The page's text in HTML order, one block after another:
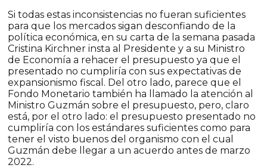
Si todas estas inconsistencias no fueran suficientes
para que los mercados sigan desconfiando de la
política económica, en su carta de la semana pasada
Cristina Kirchner insta al Presidente y a su Ministro
de Economía a rehacer el presupuesto ya que el
presentado no cumpliría con sus expectativas de
expansionismo fiscal. Del otro lado, parece que el
Fondo Monetario también ha llamado la atención al
Ministro Guzmán sobre el presupuesto, pero, claro
está, por el otro lado: el presupuesto presentado no
cumpliría con los estándares suficientes como para
tener el visto buenos del organismo con el cual
Guzmán debe llegar a un acuerdo antes de marzo
2022.